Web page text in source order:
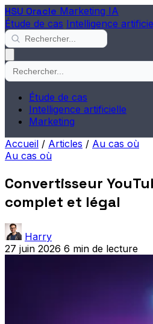
HSU Oracle Marketing IA
Étude de cas Intelligence
Étude de cas
Intelligence artificielle
Marketing
Accueil / Articles / Au cas où
Au cas où
Convertisseur
complet et légal
Harry
27 juin 2026 6 min de lecture